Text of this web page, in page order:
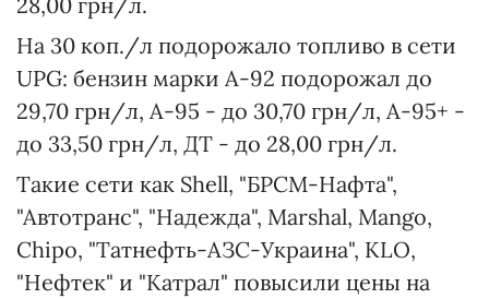
На 30 коп./л подорожало топливо в сети
UPG: бензин марки А-92 подорожал до
29,70 грн/л, А-95 - до 30,70 грн/л, А-95+ -
до 33,50 грн/л, ДТ - до 28,00 грн/л.
Такие сети как Shell, "БРСМ-Нафта",
"Автотранс", "Надежда", Marshal, Mango,
Chipo, "Татнефть-АЗС-Украина", KLO,
"Нефтек" и "Катрал" повысили цены на